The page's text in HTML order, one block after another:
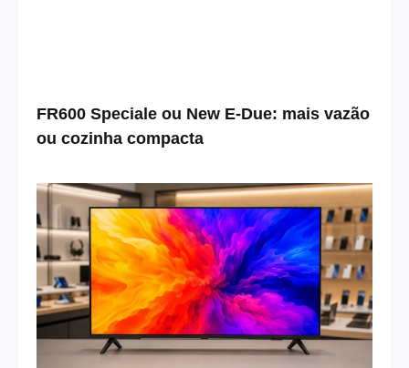
FR600 Speciale ou New E-Due: mais vazão
ou cozinha compacta